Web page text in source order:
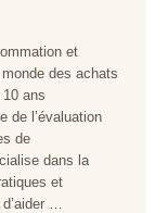
des achats
ans
de l’évaluation
de
dans la
et
…